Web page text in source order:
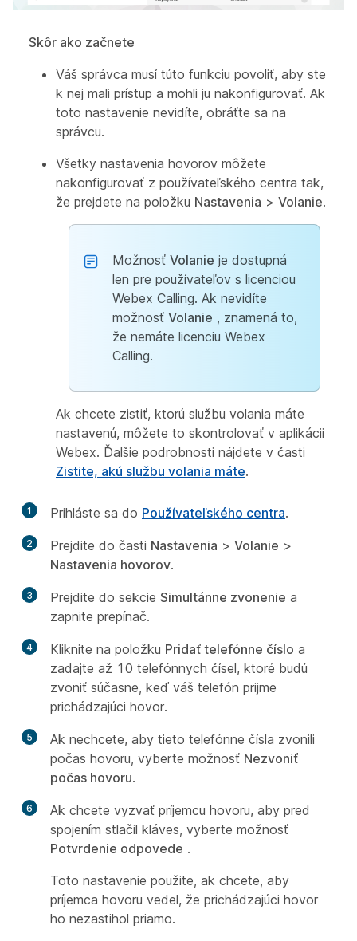
Skôr ako začnete
Váš správca musí túto funkciu povoliť, aby ste
k nej mali prístup a mohli ju nakonfigurovať. Ak
toto nastavenie nevidíte, obráťte sa na
správcu.
Všetky nastavenia hovorov môžete
nakonfigurovať z používateľského centra tak,
že prejdete na položku Nastavenia > Volanie.
Možnosť Volanie je dostupná
len pre používateľov s licenciou
Webex Calling. Ak nevidíte
možnosť Volanie , znamená to,
že nemáte licenciu Webex
Calling.
Ak chcete zistiť, ktorú službu volania máte
nastavenú, môžete to skontrolovať v aplikácii
Webex. Ďalšie podrobnosti nájdete v časti
Zistite, akú službu volania máte.
1 Prihláste sa do Používateľského centra.
2 Prejdite do časti Nastavenia > Volanie >
Nastavenia hovorov.
3 Prejdite do sekcie Simultánne zvonenie a
zapnite prepínač.
4 Kliknite na položku Pridať telefónne číslo a
zadajte až 10 telefónnych čísel, ktoré budú
zvoniť súčasne, keď váš telefón prijme
prichádzajúci hovor.
5
Ak nechcete, aby tieto telefónne čísla zvonili
počas hovoru, vyberte možnosť Nezvoniť
počas hovoru.
6
Ak chcete vyzvať príjemcu hovoru, aby pred
spojením stlačil kláves, vyberte možnosť
Potvrdenie odpovede .
Toto nastavenie použite, ak chcete, aby
príjemca hovoru vedel, že prichádzajúci hovor
ho nezastihol priamo.